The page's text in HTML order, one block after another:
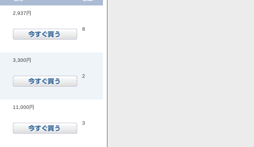
2,937円
8
3,300円
2
11,000円
3